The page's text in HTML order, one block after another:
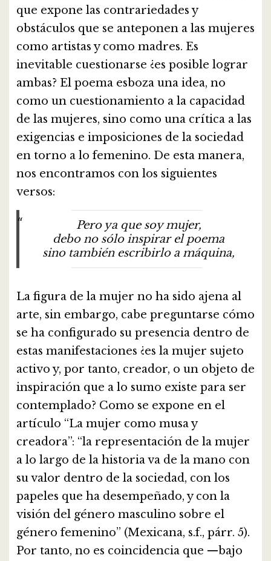
que expone las contrariedades y
obstáculos que se anteponen a las mujeres
como artistas y como madres. Es
inevitable cuestionarse ¿es posible lograr
ambas? El poema esboza una idea, no
como un cuestionamiento a la capacidad
de las mujeres, sino como una crítica a las
exigencias e imposiciones de la sociedad
en torno a lo femenino. De esta manera,
nos encontramos con los siguientes
versos:
Pero ya que soy mujer,
debo no sólo inspirar el poema
sino también escribirlo a máquina,
La figura de la mujer no ha sido ajena al
arte, sin embargo, cabe preguntarse cómo
se ha configurado su presencia dentro de
estas manifestaciones ¿es la mujer sujeto
activo y, por tanto, creador, o un objeto de
inspiración que a lo sumo existe para ser
contemplado? Como se expone en el
artículo “La mujer como musa y
creadora”: “la representación de la mujer
a lo largo de la historia va de la mano con
su valor dentro de la sociedad, con los
papeles que ha desempeñado, y con la
visión del género masculino sobre el
género femenino” (Mexicana, s.f., párr. 5).
Por tanto, no es coincidencia que —bajo